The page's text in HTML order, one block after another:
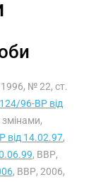
№ 22, ст.
96-ВР від
від 14.02.97,
, ВВР,
, ВВР, 2006,